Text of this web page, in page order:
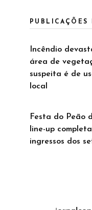
PUBLICAÇÕES
Incêndio
área de
suspeita é de
local
Festa do Peão
line-up
ingressos dos